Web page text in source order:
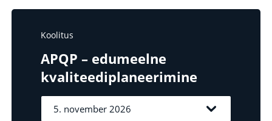
Koolitus
APQP – edumeelne
kvaliteediplaneerimine